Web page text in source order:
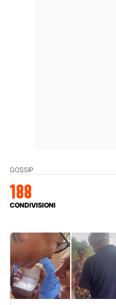
GOSSIP
188
CONDIVISIONI